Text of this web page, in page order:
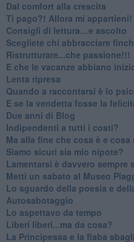
​Dal comfort alla crescita
​Ti pago?! Allora mi appartieni!​
​Consigli di lettura…e ascolto
​Scegliete chi abbracciare
​Ristrutturare...che passione!!!
​E che le vacanze abbiano
​Lenta ripresa
​Quando a raccontarsi è lo
​E se la vendetta fosse la
​Due anni di Blog
​Indipendenti a tutti i costi?
​Ma alla fine che cosa è e
​Siamo sicuri sia mio nipote?
​Lamentarsi è davvero sempre
​Metti un sabato al Museo
​Lo sguardo della poesia e
Autosabotaggio
​Lo aspettavo da tempo
​Liberi liberi...ma da cosa?
​La Principessa e la fiaba